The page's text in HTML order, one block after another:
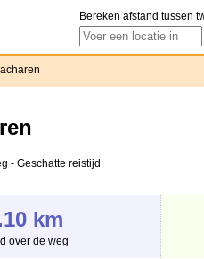
Bereken afstand tussen
- Geschatte reistijd
km
over de weg